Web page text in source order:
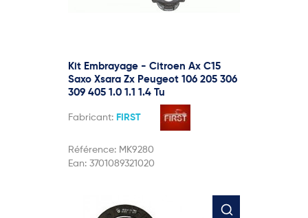
Kit Embrayage - Citroen Ax C15
Saxo Xsara Zx Peugeot 106 205 306
309 405 1.0 1.1 1.4 Tu
Fabricant: FIRST
Référence: MK9280
Ean: 3701089321020